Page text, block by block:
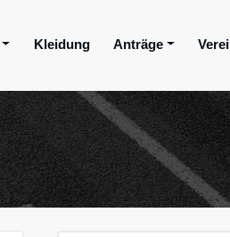
Kleidung Anträge